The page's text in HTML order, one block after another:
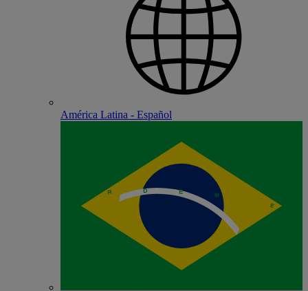
América Latina - Español